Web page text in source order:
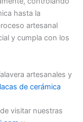
hasta la
artesanal
y cumpla con los
artesanales y
de cerámica
visitar nuestras